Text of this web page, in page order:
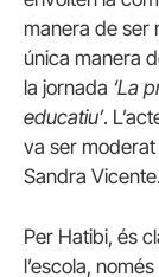
manera de ser
única manera
la jornada ‘La
educatiu’.
va ser moderat
Sandra Vicente.
Per Hatibi, és
l’escola,